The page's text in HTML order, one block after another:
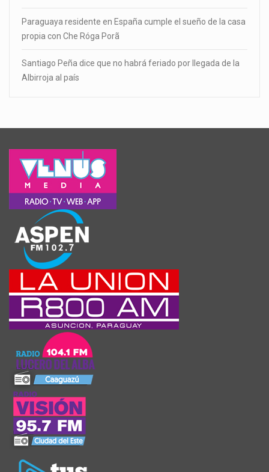
Paraguaya residente en España cumple el sueño de la casa
propia con Che Róga Porã
Santiago Peña dice que no habrá feriado por llegada de la
Albirroja al país